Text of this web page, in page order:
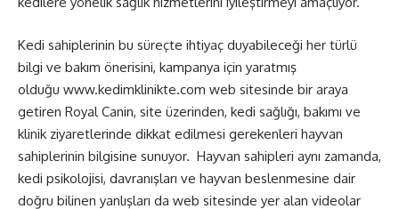
Kedi sahiplerinin bu süreçte ihtiyaç duyabileceği her türlü
bilgi ve bakım önerisini, kampanya için yaratmış
olduğu www.kedimklinikte.com web sitesinde bir araya
getiren Royal Canin, site üzerinden, kedi sağlığı, bakımı ve
klinik ziyaretlerinde dikkat edilmesi gerekenleri hayvan
sahiplerinin bilgisine sunuyor. Hayvan sahipleri aynı zamanda,
kedi psikolojisi, davranışları ve hayvan beslenmesine dair
doğru bilinen yanlışları da web sitesinde yer alan videolar